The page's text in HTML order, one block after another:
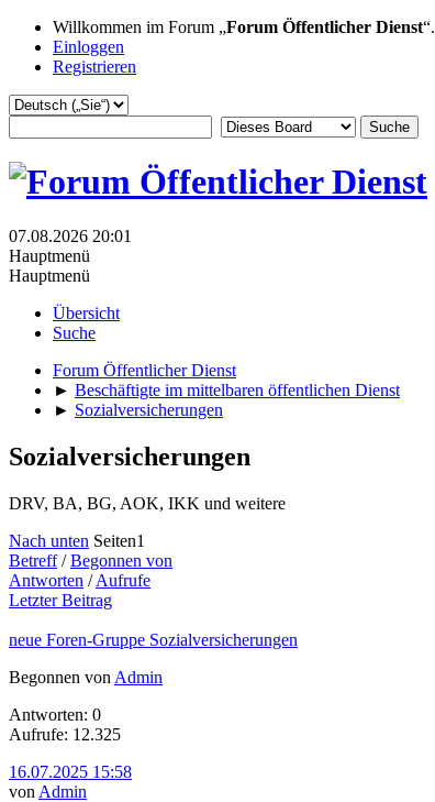
Willkommen im Forum „Forum Öffentlicher Dienst“.
Einloggen
Registrieren
07.08.2026 20:01
Hauptmenü
Hauptmenü
Übersicht
Suche
Forum Öffentlicher Dienst
► Beschäftigte im mittelbaren öffentlichen Dienst
► Sozialversicherungen
Sozialversicherungen
DRV, BA, BG, AOK, IKK und weitere
Nach unten Seiten1
Betreff/Begonnen von
Antworten /Aufrufe
Letzter Beitrag
neue Foren-Gruppe Sozialversicherungen
Begonnen von Admin
Antworten: 0
Aufrufe: 12.325
16.07.2025 15:58
von Admin